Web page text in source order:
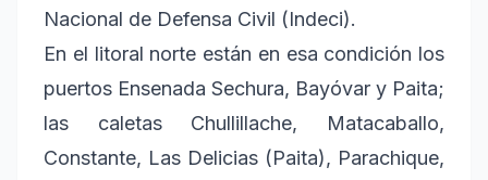
Nacional de Defensa Civil (Indeci).
En el litoral norte están en esa condición los
puertos Ensenada Sechura, Bayóvar y Paita;
las caletas Chullillache, Matacaballo,
Constante, Las Delicias (Paita), Parachique,